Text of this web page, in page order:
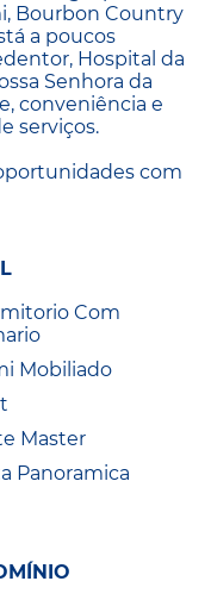
Bourbon Country
a poucos
Hospital da
Senhora da
conveniência e
serviços.
com
Com
Mobiliado
Master
Panoramica